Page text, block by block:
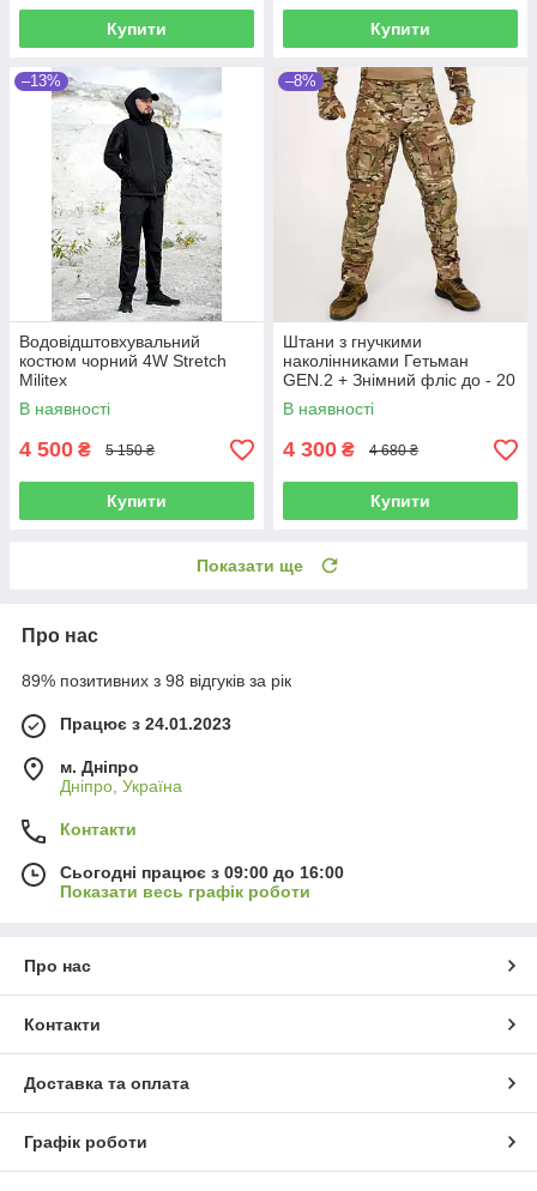
Купити Купити
–13%
Водовідштовхувальний
костюм чорний 4W Stretch
Militex
В наявності
4 500 ₴ 5 150 ₴
Купити
–8%
Штани з гнучкими
наколінниками Гетьман
GEN.2 + Знімний фліс до - 20
Мультикам
В наявності
4 300 ₴ 4 680 ₴
Купити
Показати ще
Про нас
89% позитивних з 98 відгуків за рік
Працює з 24.01.2023
м. Дніпро
Дніпро, Україна
Контакти
Сьогодні працює з 09:00 до 16:00
Показати весь графік роботи
Про нас
Контакти
Доставка та оплата
Графік роботи